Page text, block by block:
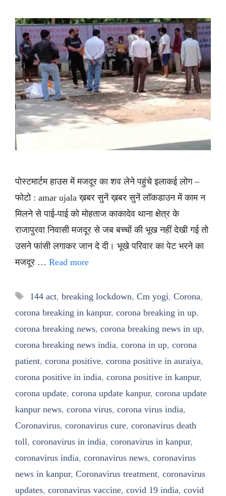
पोस्टमार्टम हाउस में मजदूर का शव लेने पहुंचे इलाकई लोग –
फोटो : amar ujala ख़बर सुनें ख़बर सुनें लॉकडाउन में काम न
मिलने से पाई-पाई को मोहताज काकादेव थाना क्षेत्र के
राजापुरवा निवासी मजदूर से जब बच्चों की भूख नहीं देखी गई तो
उसने फांसी लगाकर जान दे दी। भूखे परिवार का पेट भरने का
मजदूर … Read more
Tags
144 act, breaking lockdown, Cm yogi, Corona,
corona breaking in kanpur, corona breaking in up,
corona breaking news, corona breaking news in up,
corona breaking news india, corona in up, corona
patient, corona positive, corona positive in auraiya,
corona positive in india, corona positive in kanpur,
corona update, corona update kanpur, corona update
kanpur news, corona virus, corona virus india,
Coronavirus, coronavirus cure, coronavirus death
toll, coronavirus in india, coronavirus in kanpur,
coronavirus india, coronavirus news, coronavirus
news in kanpur, Coronavirus treatment, coronavirus
updates, coronavirus vaccine, covid 19 india, covid